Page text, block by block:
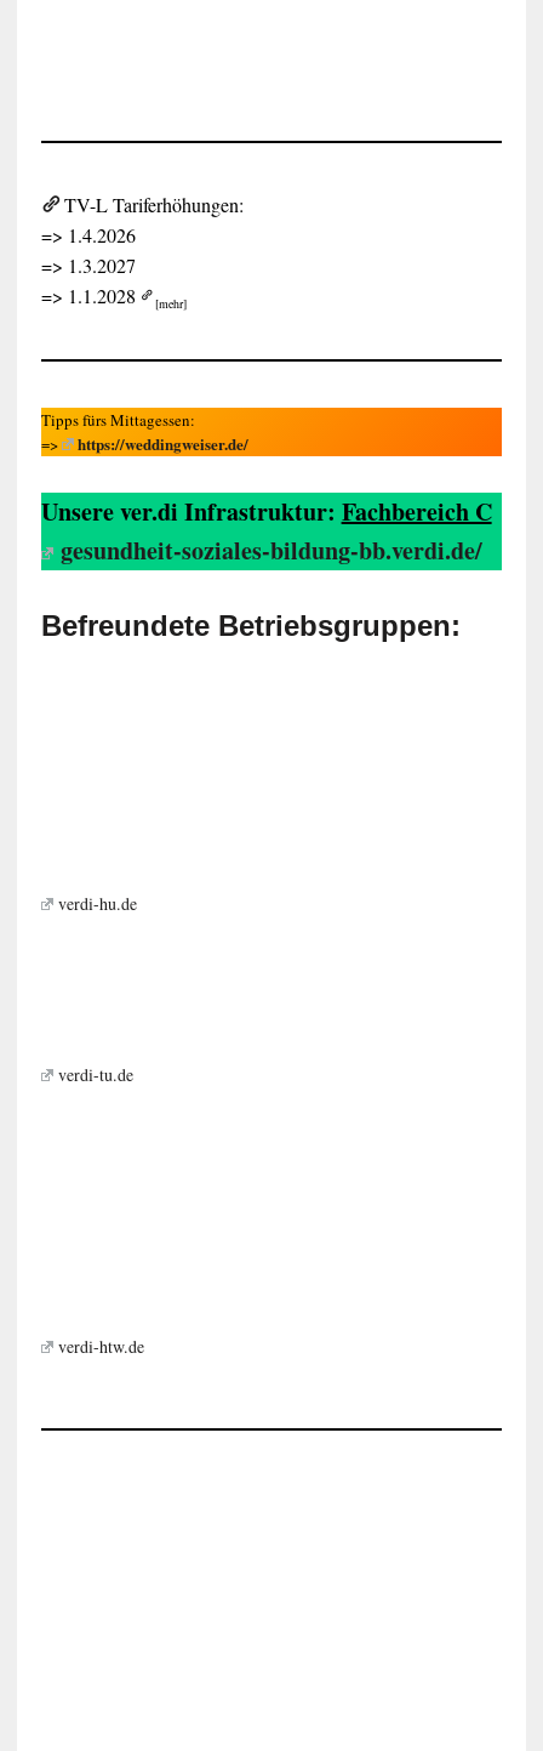
TV-L Tariferhöhungen:
=> 1.4.2026
=> 1.3.2027
=> 1.1.2028
[mehr]
Tipps fürs Mittagessen:
=>
https://weddingweiser.de/
Unsere ver.di Infrastruktur: Fachbereich C
gesundheit-soziales-bildung-bb.verdi.de/
Befreundete Betriebsgruppen:
verdi-hu.de
verdi-tu.de
verdi-htw.de